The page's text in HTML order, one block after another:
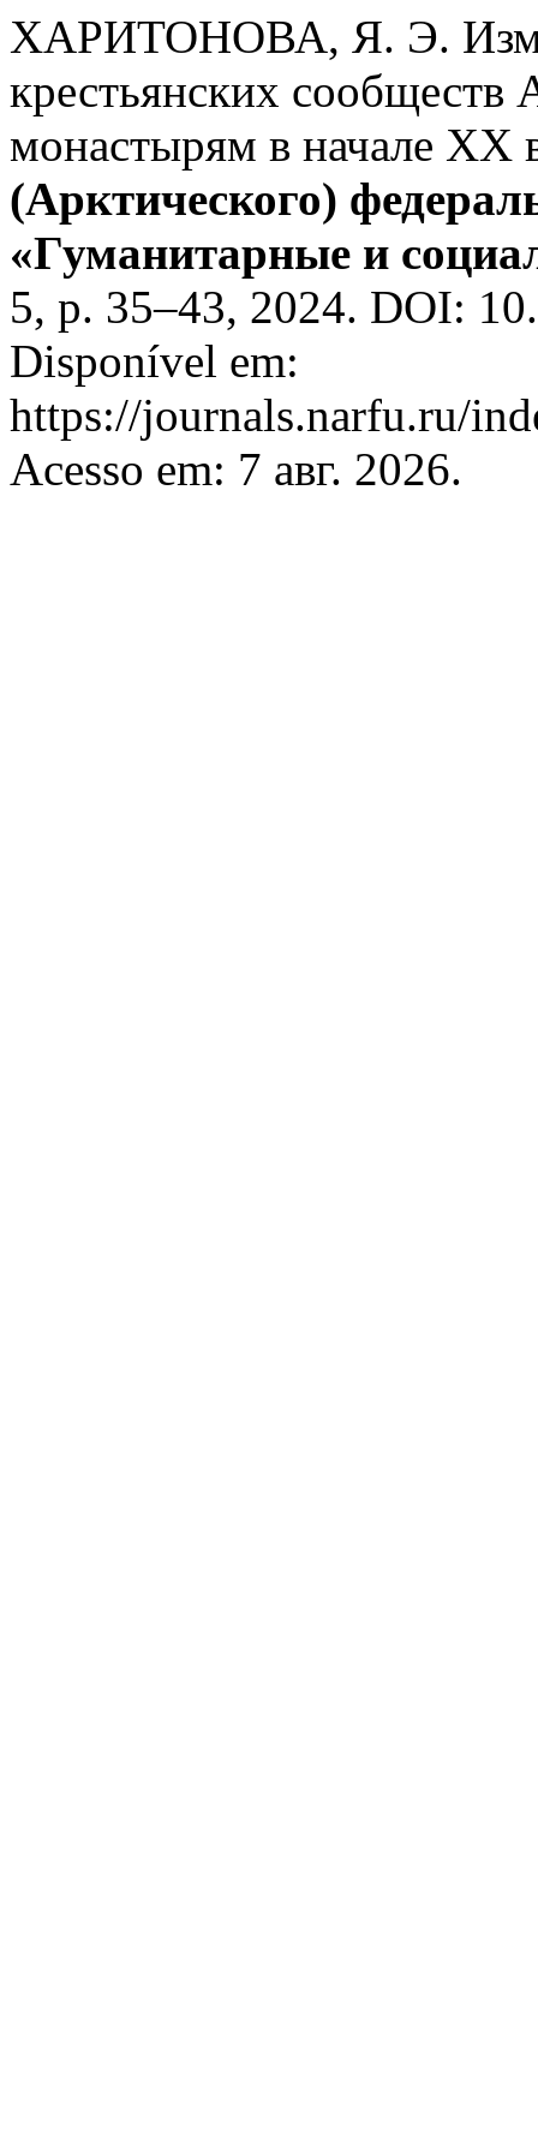
ХАРИТОНОВА, Я. Э.
крестьянских сообществ
монастырям в начале XX
(Арктического)
«Гуманитарные и
5, p. 35–43, 2024. DOI:
Disponível em:
https://journals.narfu.ru/
Acesso em: 7 авг. 2026.